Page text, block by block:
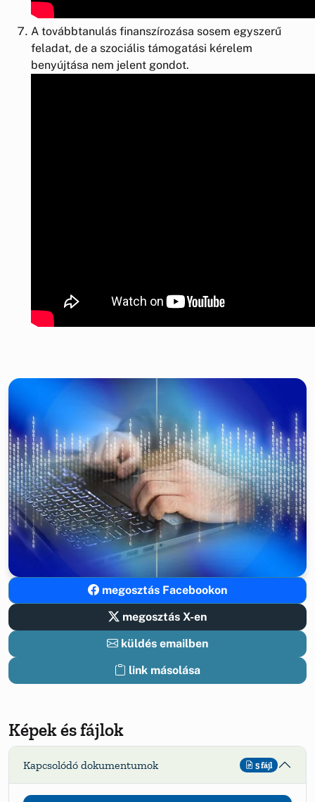
A továbbtanulás finanszírozása sosem egyszerű
feladat, de a szociális támogatási kérelem
benyújtása nem jelent gondot.
megosztás Facebookon
megosztás X-en
küldés emailben
link másolása
Képek és fájlok
Kapcsolódó dokumentumok 5 fájl